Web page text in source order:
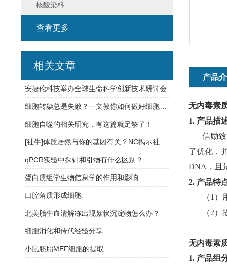
产品
无内毒素
1. 产品描
信励
了优化，
DNA，且
2. 产品特
（1
（2
无内毒素
1. 产品组
核酸染料
查看更多
相关文章
安捷伦科技举办全球生命科学创新技术研讨会
细胞自噬的相关研究，有这篇就足够了！
qPCR实验中探针和引物有什么区别？
蛋白质组学生物信息学的作用和影响
口腔角质形成细胞
北美胎牛血清解冻出现絮状沉淀物怎么办？
细胞消化和传代经验分享
小鼠胚胎MEF细胞的提取